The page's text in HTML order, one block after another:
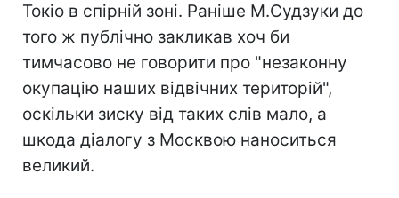
Токіо в спірній зоні. Раніше М.Судзуки до
того ж публічно закликав хоч би
тимчасово не говорити про "незаконну
окупацію наших відвічних територій",
оскільки зиску від таких слів мало, а
шкода діалогу з Москвою наноситься
великий.